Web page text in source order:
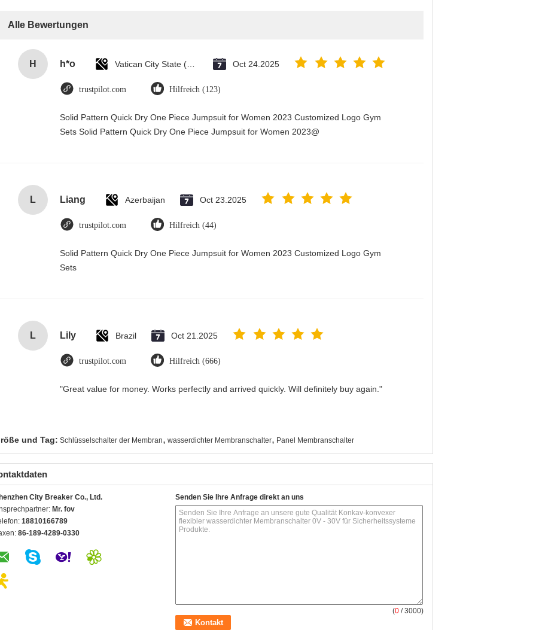
Alle Bewertungen
H h*o Oct 24.2025
trustpilot.com Hilfreich (123)
Solid Pattern Quick Dry One Piece Jumpsuit for Women 2023 Customized Logo Gym
Sets Solid Pattern Quick Dry One Piece Jumpsuit for Women 2023@
L Liang Azerbaijan Oct 23.2025
trustpilot.com Hilfreich (44)
Solid Pattern Quick Dry One Piece Jumpsuit for Women 2023 Customized Logo Gym
Sets
L Lily Brazil Oct 21.2025
trustpilot.com Hilfreich (666)
"Great value for money. Works perfectly and arrived quickly. Will definitely buy again."
und Tag: Schlüsselschalter der Membran, wasserdichter Membranschalter, Panel Membranschalter
City Breaker Co., Ltd.
Mr. fov
18810166789
86-189-4289-0330
Senden Sie Ihre Anfrage direkt an uns
(0 / 3000)